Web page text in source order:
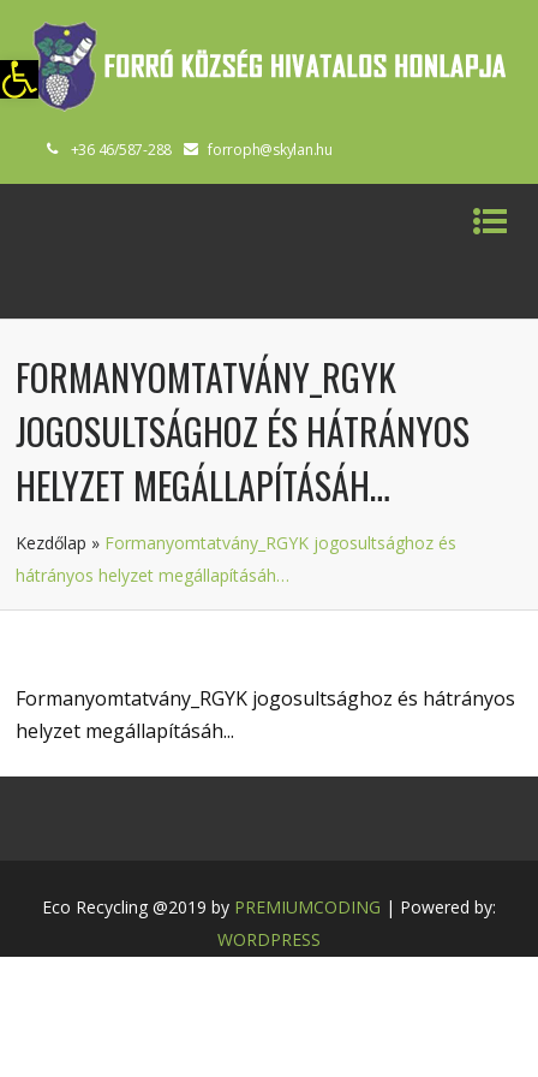
Eszköztár megnyitása
+36 46/587-288 forroph@skylan.hu
FORMANYOMTATVÁNY_RGYK
JOGOSULTSÁGHOZ ÉS HÁTRÁNYOS
HELYZET MEGÁLLAPÍTÁSÁH…
Kezdőlap » Formanyomtatvány_RGYK jogosultsághoz és
hátrányos helyzet megállapításáh…
Formanyomtatvány_RGYK jogosultsághoz és hátrányos
helyzet megállapításáh...
Eco Recycling @2019 by PREMIUMCODING | Powered by:
WORDPRESS